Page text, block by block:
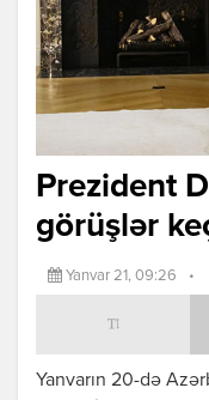
Prezident
görüşlər
Yanvar 21, 09:26 •
Yanvarın 20-də